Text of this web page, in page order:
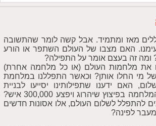
מאז ומתמיד. אבל קשה לומר שהתשובה
עימנו. האם מצבו של העולם השתפר או הורע
ומה זה בעצם אומר על התפילה?
את מלחמות העולם (או כל מלחמה אחרת)
של מי החלו אותן? וכאשר התפללנו במלחמת
האם ידענו שתפילותינו יסייעו לבניית
הפצצה ויסיימו את המלחמה בפיצוץ שיהרוג ויפצע 300,000 איש?
להתפלל לשלום העולם, אלו אסונות חדשים
לפינה?